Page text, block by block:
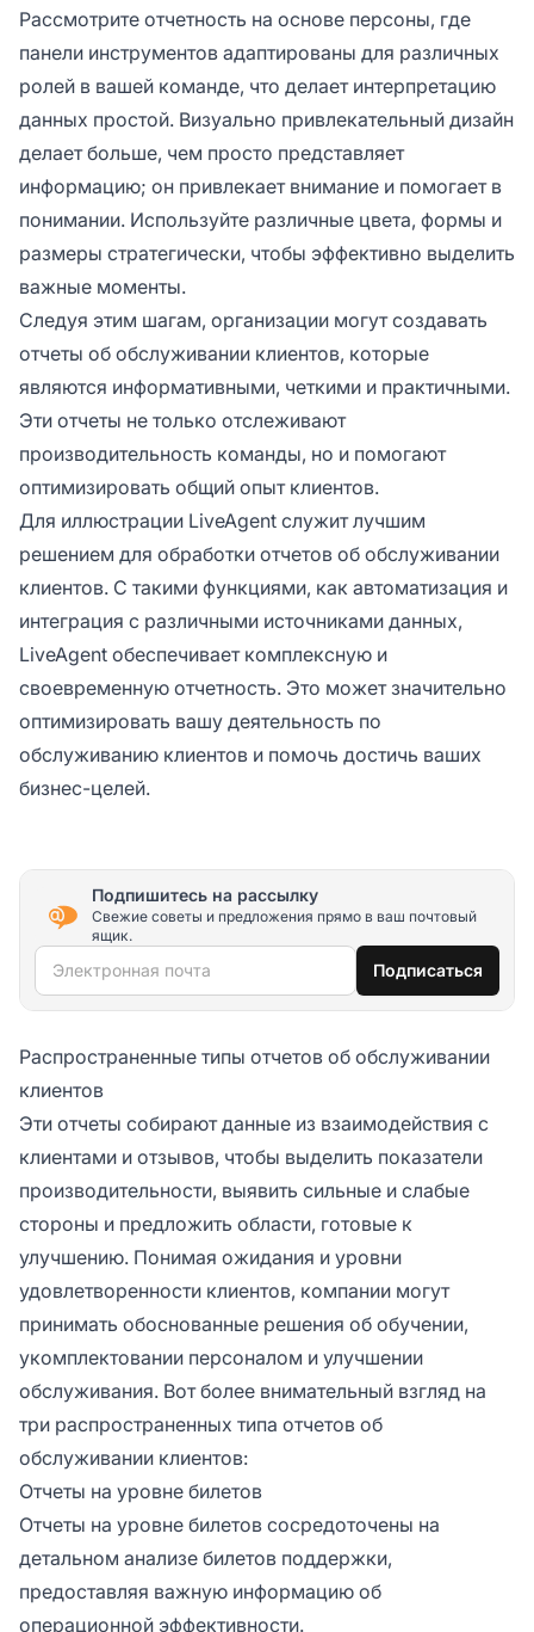
Рассмотрите отчетность на основе персоны, где
панели инструментов адаптированы для различных
ролей в вашей команде, что делает интерпретацию
данных простой. Визуально привлекательный дизайн
делает больше, чем просто представляет
информацию; он привлекает внимание и помогает в
понимании. Используйте различные цвета, формы и
размеры стратегически, чтобы эффективно выделить
важные моменты.
Следуя этим шагам, организации могут создавать
отчеты об обслуживании клиентов, которые
являются информативными, четкими и практичными.
Эти отчеты не только отслеживают
производительность команды, но и помогают
оптимизировать общий опыт клиентов.
Для иллюстрации LiveAgent служит лучшим
решением для обработки отчетов об обслуживании
клиентов. С такими функциями, как автоматизация и
интеграция с различными источниками данных,
LiveAgent обеспечивает комплексную и
своевременную отчетность. Это может значительно
оптимизировать вашу деятельность по
обслуживанию клиентов и помочь достичь ваших
бизнес-целей.
Подпишитесь на рассылку
Свежие советы и предложения прямо в ваш почтовый
ящик.
Электронная почта Подписаться
Распространенные типы отчетов об обслуживании
клиентов
Эти отчеты собирают данные из взаимодействия с
клиентами и отзывов, чтобы выделить показатели
производительности, выявить сильные и слабые
стороны и предложить области, готовые к
улучшению. Понимая ожидания и уровни
удовлетворенности клиентов, компании могут
принимать обоснованные решения об обучении,
укомплектовании персоналом и улучшении
обслуживания. Вот более внимательный взгляд на
три распространенных типа отчетов об
обслуживании клиентов:
Отчеты на уровне билетов
Отчеты на уровне билетов сосредоточены на
детальном анализе билетов поддержки,
предоставляя важную информацию об
операционной эффективности.